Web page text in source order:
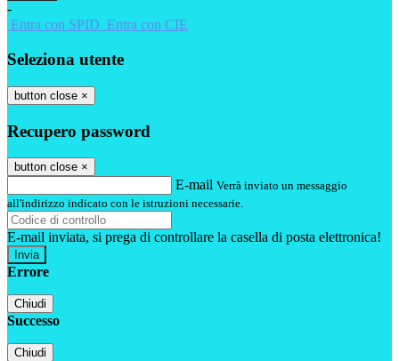
-
Entra con SPID Entra con CIE
Seleziona utente
button close ×
Recupero password
button close ×
E-mail Verrà inviato un messaggio
all'indirizzo indicato con le istruzioni necessarie.
E-mail inviata, si prega di controllare la casella di posta elettronica!
Errore
Chiudi
Successo
Chiudi